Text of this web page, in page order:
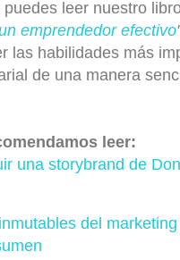
leer nuestro
emprendedor efectivo
las habilidades más
de una manera
leer:
una storybrand de
del